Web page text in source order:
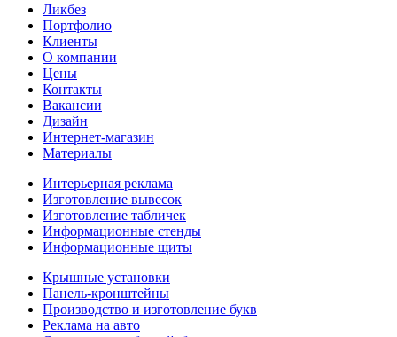
Ликбез
Портфолио
Клиенты
О компании
Цены
Контакты
Вакансии
Дизайн
Интернет-магазин
Материалы
Интерьерная реклама
Изготовление вывесок
Изготовление табличек
Информационные стенды
Информационные щиты
Крышные установки
Панель-кронштейны
Производство и изготовление букв
Реклама на авто